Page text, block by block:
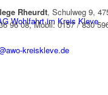
Wohlfahrt im Kreis Kleve
Rheurdt, Schulweg 9,
96 08, Mobil: 0157 / 830
kreiskleve.de